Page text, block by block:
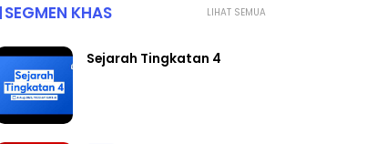
LIHAT SEMUA
SEGMEN KHAS
Sejarah Tingkatan 4